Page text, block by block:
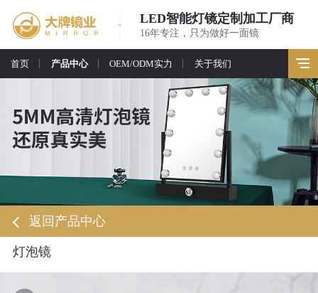
LED智能灯镜定制加工厂商
16年专注，只为做好一面镜
首页 产品中心 OEM/ODM实力 关于我们
返回产品中心
灯泡镜